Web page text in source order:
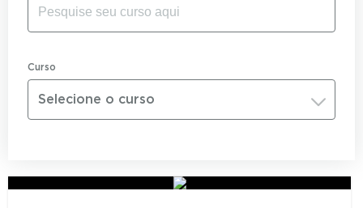
Curso
Selecione o curso